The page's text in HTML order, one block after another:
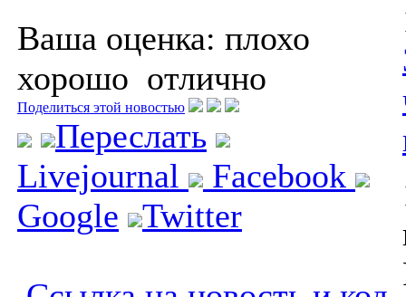
Ваша оценка: плохо
хорошо отлично
Поделиться этой новостью
Переслать
Livejournal
Facebook
Google
Twitter